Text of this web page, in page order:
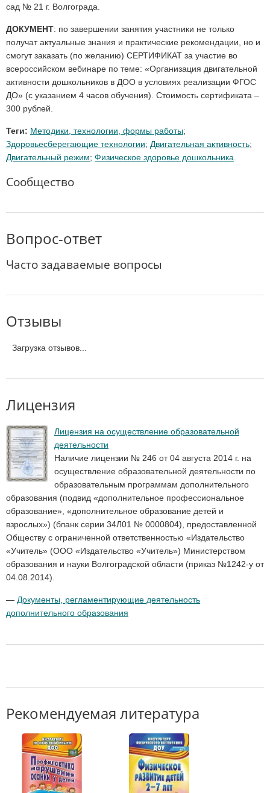
сад № 21 г. Волгограда.
ДОКУМЕНТ: по завершении занятия участники не только
получат актуальные знания и практические рекомендации, но и
смогут заказать (по желанию) СЕРТИФИКАТ за участие во
всероссийском вебинаре по теме: «Организация двигательной
активности дошкольников в ДОО в условиях реализации ФГОС
ДО» (с указанием 4 часов обучения). Стоимость сертификата –
300 рублей.
Теги: Методики, технологии, формы работы;
Здоровьесберегающие технологии; Двигательная активность;
Двигательный режим; Физическое здоровье дошкольника
Сообщество
Вопрос-ответ
Часто задаваемые вопросы
Отзывы
Загрузка отзывов...
Лицензия
Лицензия на осуществление образовательной
деятельности
Наличие лицензии № 246 от 04 августа 2014 г. на
осуществление образовательной деятельности по
образовательным программам дополнительного
образования (подвид «дополнительное профессиональное
образование», «дополнительное образование детей и
взрослых») (бланк серии 34Л01 № 0000804), предоставленной
Обществу с ограниченной ответственностью «Издательство
«Учитель» (ООО «Издательство «Учитель») Министерством
образования и науки Волгоградской области (приказ №1242-у от
04.08.2014).
— Документы, регламентирующие деятельность
дополнительного образования
Рекомендуемая литература